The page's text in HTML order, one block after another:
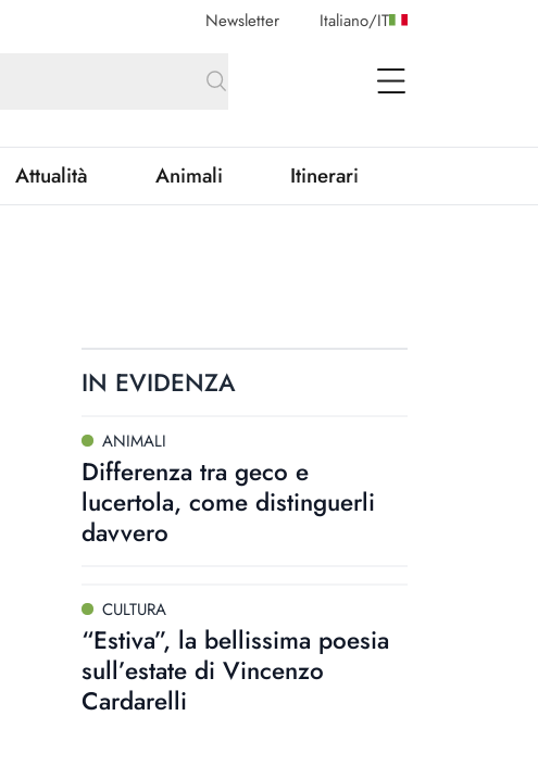
Newsletter Italiano/IT
open Menu
Attualità Animali Itinerari
IN EVIDENZA
ANIMALI
Differenza tra geco e
lucertola, come distinguerli
davvero
CULTURA
“Estiva”, la bellissima poesia
sull’estate di Vincenzo
Cardarelli